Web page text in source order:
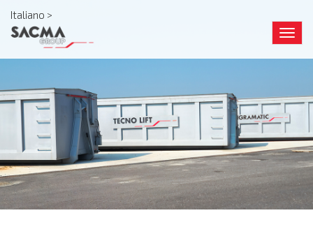
Italiano >